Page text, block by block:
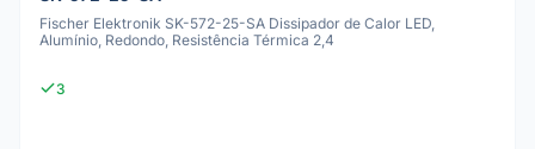
Fischer Elektronik SK-572-25-SA Dissipador de Calor LED,
Alumínio, Redondo, Resistência Térmica 2,4
3